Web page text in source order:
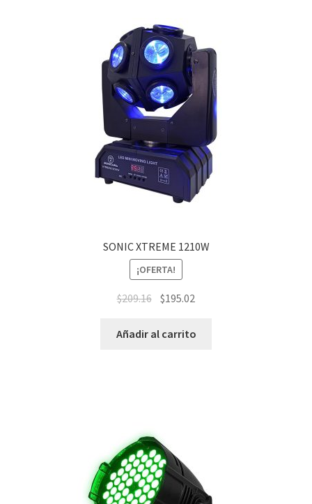
SONIC XTREME 1210W
¡OFERTA!
$209.16 $195.02
Añadir al carrito